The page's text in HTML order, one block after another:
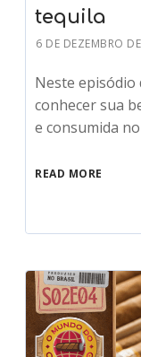
tequila
6 DE DEZEMBRO
Neste episódio
conhecer sua
e consumida
READ MORE